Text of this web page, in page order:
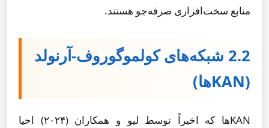
منابع سخت‌افزاری صرفه‌جو هستند.
2.2 شبکه‌های کولموگوروف-آرنولد
(KANها)
KANها که اخیراً توسط لیو و همکاران (۲۰۲۴) احیا